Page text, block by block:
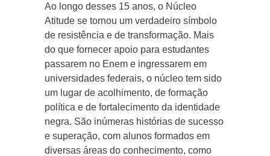
Ao longo desses 15 anos, o Núcleo
Atitude se tornou um verdadeiro símbolo
de resistência e de transformação. Mais
do que fornecer apoio para estudantes
passarem no Enem e ingressarem em
universidades federais, o núcleo tem sido
um lugar de acolhimento, de formação
política e de fortalecimento da identidade
negra. São inúmeras histórias de sucesso
e superação, com alunos formados em
diversas áreas do conhecimento, como